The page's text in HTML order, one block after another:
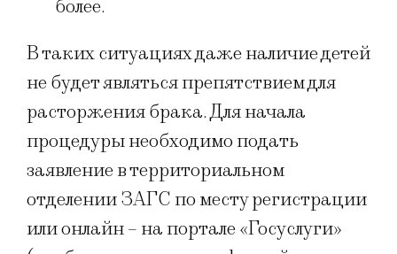
более.
В таких ситуациях даже наличие детей
не будет являться препятствием для
расторжения брака. Для начала
процедуры необходимо подать
заявление в территориальном
отделении ЗАГС по месту регистрации
или онлайн – на портале «Госуслуги»